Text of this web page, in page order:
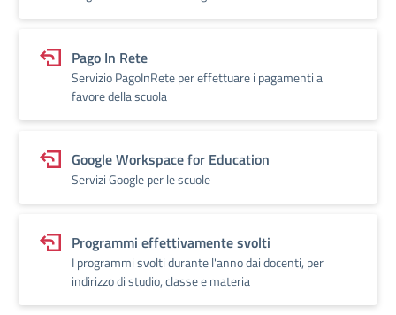
Pago In Rete
Servizio PagoInRete per effettuare i pagamenti a
favore della scuola
Google Workspace for Education
Servizi Google per le scuole
Programmi effettivamente svolti
I programmi svolti durante l'anno dai docenti, per
indirizzo di studio, classe e materia